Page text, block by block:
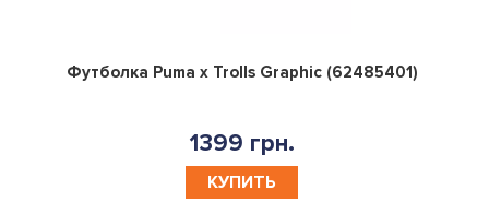
0
Футболка Puma x Trolls Graphic (62485401)
1399 грн.
КУПИТЬ